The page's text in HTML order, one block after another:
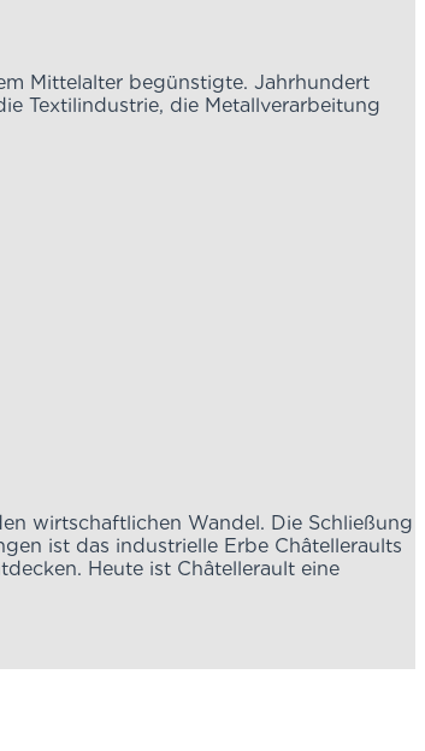
Mittelalter begünstigte. Jahrhundert
Textilindustrie, die Metallverarbeitung
wirtschaftlichen Wandel. Die Schließung
ist das industrielle Erbe Châtelleraults
Heute ist Châtellerault eine